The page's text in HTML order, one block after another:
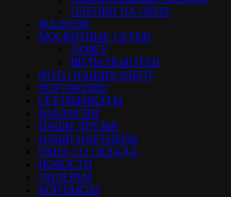
ПЛЕНКИ НА ОКНА
ЖАЛЮЗИ
МОСКИТНЫЕ СЕТКИ
ЗАМЕР
ВИДЫ ПОЛОТЕН
ФОТО НАШИХ РАБОТ
ПОРТФОЛИО
СЕРТИФИКАТЫ
ВАКАНСИИ
НАШИ ДРУЗЬЯ
НАШИ ПАРТНЕРЫ
ОКНА СО СКЛАДА
НОВОСТИ
ДИЛЕРАМ
КОНТАКТЫ